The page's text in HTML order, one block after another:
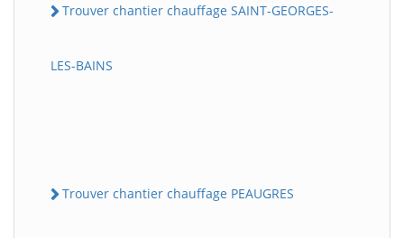
Trouver chantier chauffage SAINT-GEORGES-
LES-BAINS
Trouver chantier chauffage PEAUGRES